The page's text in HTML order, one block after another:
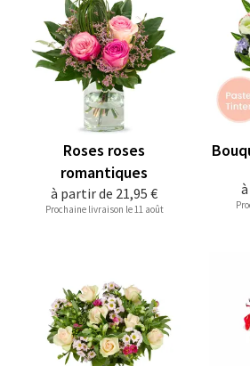
à partir de 21,95 €
Roses roses
romantiques
Prochaine livraison le 11 août